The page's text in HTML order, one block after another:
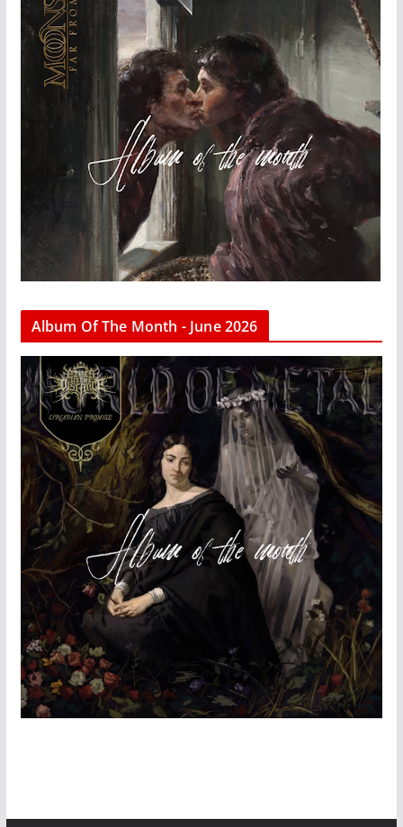
Album Of The Month - June 2026